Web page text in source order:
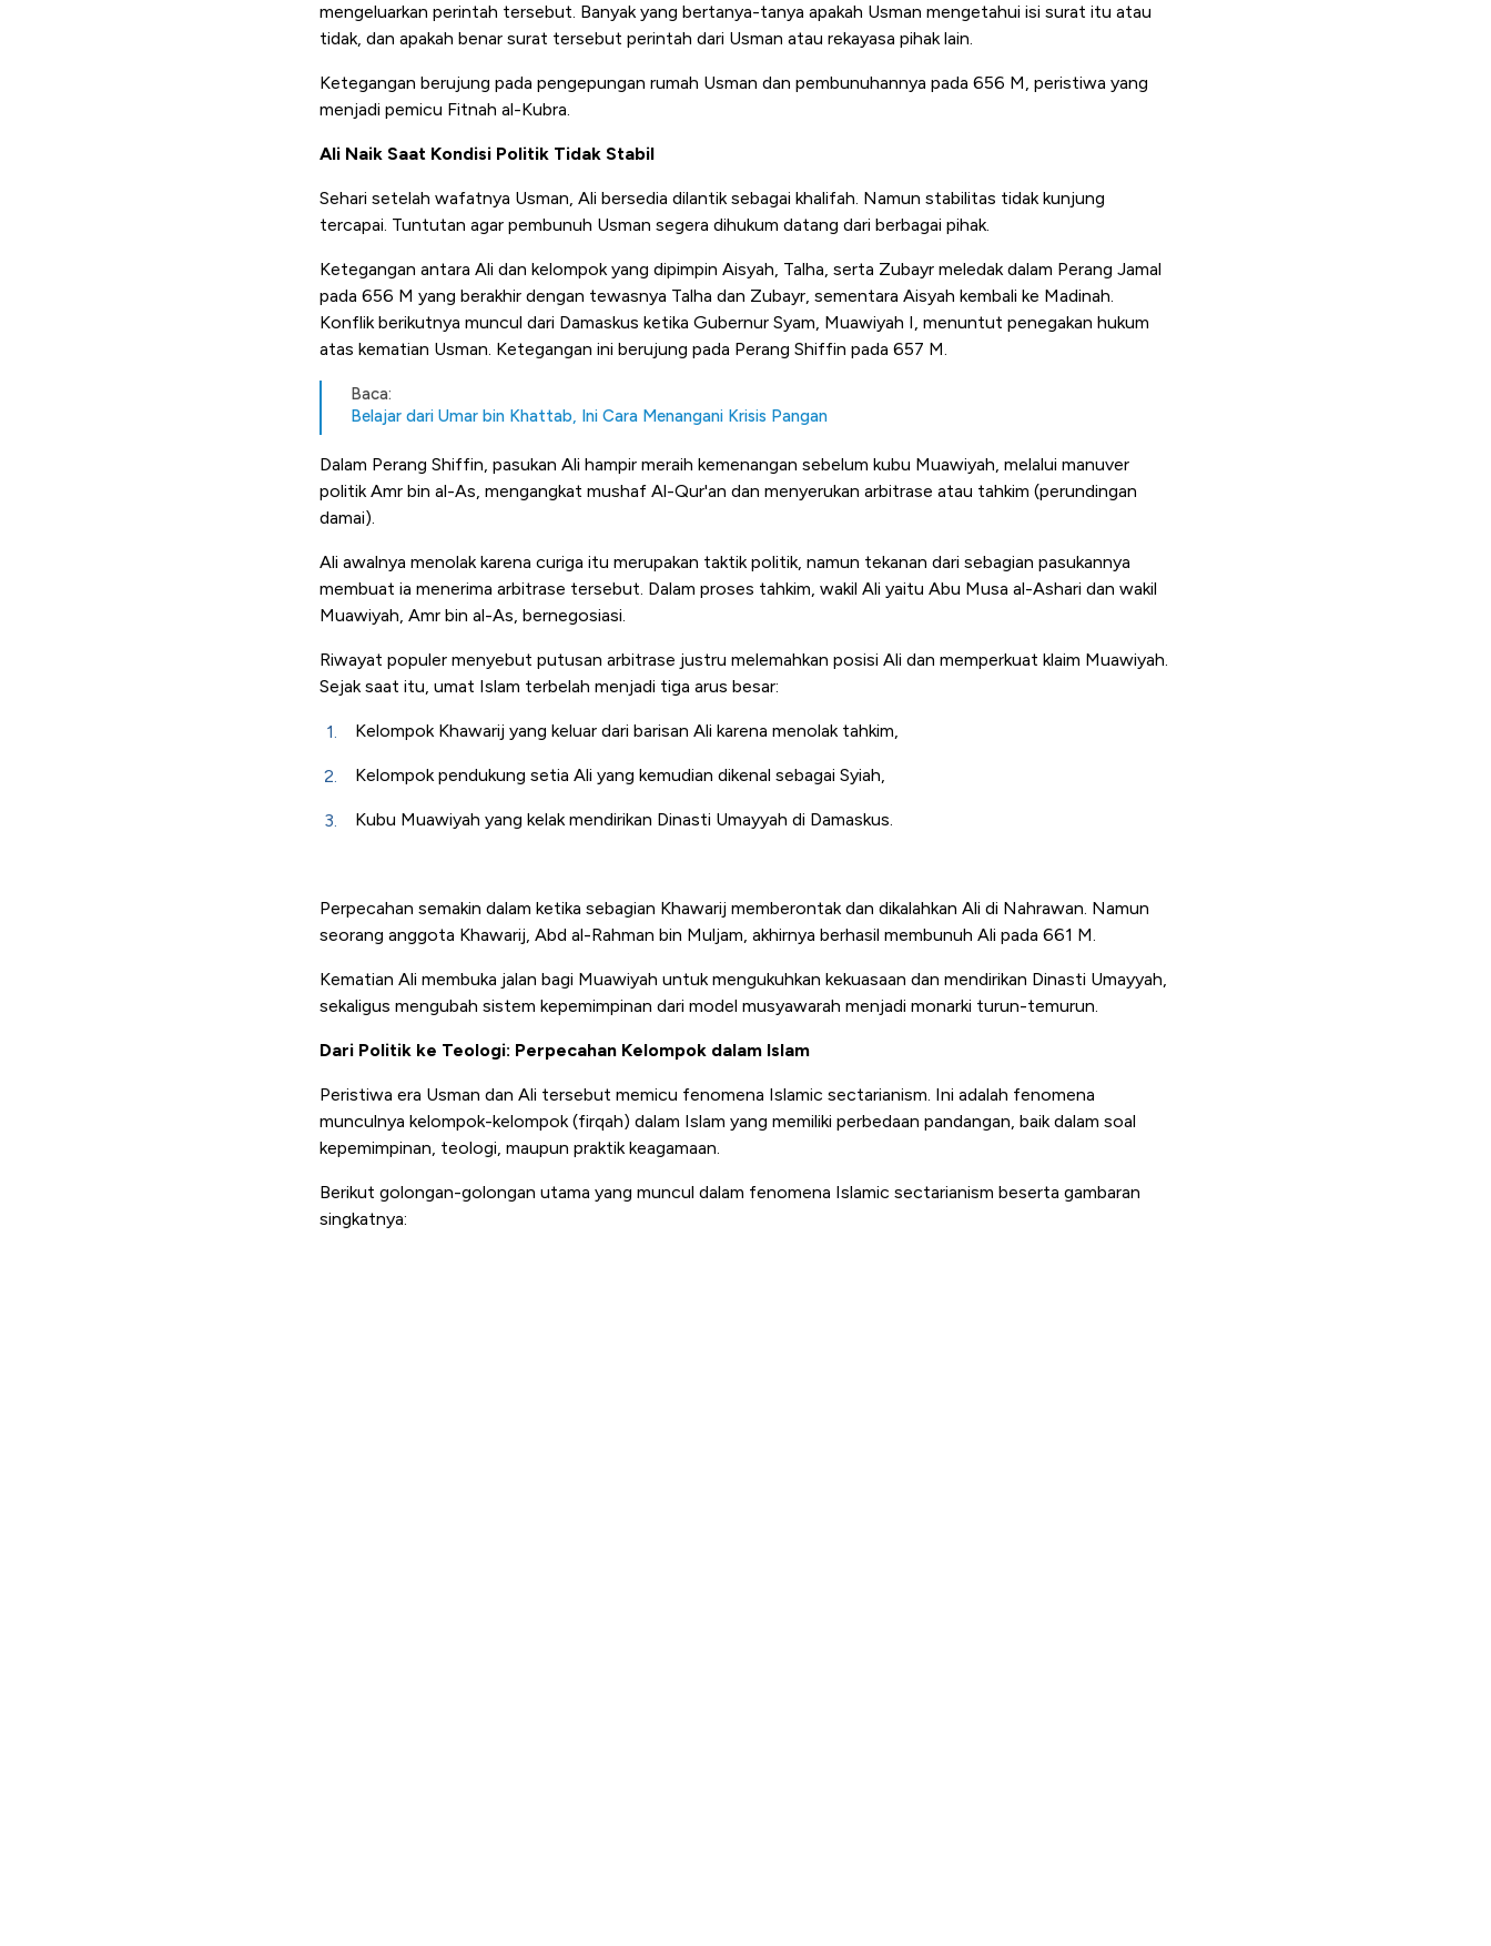
mengeluarkan perintah tersebut. Banyak yang bertanya-tanya apakah Usman mengetahui isi surat itu atau
tidak, dan apakah benar surat tersebut perintah dari Usman atau rekayasa pihak lain.
Ketegangan berujung pada pengepungan rumah Usman dan pembunuhannya pada 656 M, peristiwa yang
menjadi pemicu Fitnah al-Kubra.
Ali Naik Saat Kondisi Politik Tidak Stabil
Sehari setelah wafatnya Usman, Ali bersedia dilantik sebagai khalifah. Namun stabilitas tidak kunjung
tercapai. Tuntutan agar pembunuh Usman segera dihukum datang dari berbagai pihak.
Ketegangan antara Ali dan kelompok yang dipimpin Aisyah, Talha, serta Zubayr meledak dalam Perang Jamal
pada 656 M yang berakhir dengan tewasnya Talha dan Zubayr, sementara Aisyah kembali ke Madinah.
Konflik berikutnya muncul dari Damaskus ketika Gubernur Syam, Muawiyah I, menuntut penegakan hukum
atas kematian Usman. Ketegangan ini berujung pada Perang Shiffin pada 657 M.
Baca:
Belajar dari Umar bin Khattab, Ini Cara Menangani Krisis Pangan
Dalam Perang Shiffin, pasukan Ali hampir meraih kemenangan sebelum kubu Muawiyah, melalui manuver
politik Amr bin al-As, mengangkat mushaf Al-Qur'an dan menyerukan arbitrase atau tahkim (perundingan
damai).
Ali awalnya menolak karena curiga itu merupakan taktik politik, namun tekanan dari sebagian pasukannya
membuat ia menerima arbitrase tersebut. Dalam proses tahkim, wakil Ali yaitu Abu Musa al-Ashari dan wakil
Muawiyah, Amr bin al-As, bernegosiasi.
Riwayat populer menyebut putusan arbitrase justru melemahkan posisi Ali dan memperkuat klaim Muawiyah.
Sejak saat itu, umat Islam terbelah menjadi tiga arus besar:
Kelompok Khawarij yang keluar dari barisan Ali karena menolak tahkim,
Kelompok pendukung setia Ali yang kemudian dikenal sebagai Syiah,
Kubu Muawiyah yang kelak mendirikan Dinasti Umayyah di Damaskus.
Perpecahan semakin dalam ketika sebagian Khawarij memberontak dan dikalahkan Ali di Nahrawan. Namun
seorang anggota Khawarij, Abd al-Rahman bin Muljam, akhirnya berhasil membunuh Ali pada 661 M.
Kematian Ali membuka jalan bagi Muawiyah untuk mengukuhkan kekuasaan dan mendirikan Dinasti Umayyah,
sekaligus mengubah sistem kepemimpinan dari model musyawarah menjadi monarki turun-temurun.
Dari Politik ke Teologi: Perpecahan Kelompok dalam Islam
Peristiwa era Usman dan Ali tersebut memicu fenomena Islamic sectarianism. Ini adalah fenomena
munculnya kelompok-kelompok (firqah) dalam Islam yang memiliki perbedaan pandangan, baik dalam soal
kepemimpinan, teologi, maupun praktik keagamaan.
Berikut golongan-golongan utama yang muncul dalam fenomena Islamic sectarianism beserta gambaran
singkatnya: